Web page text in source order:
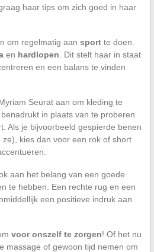
haar tips om zich goed in haar
om regelmatig aan sportte doen.
en hardlopen . Dit stelt haar in staat
en een balans te vinden
Seurat aan om kleding te
benadrukt in plaats van te proberen
Als je bijvoorbeeld gespierde benen
kies dan voor een rok of short
aan het belang van een goede
te hebben. Een rechte rug en een
een positieve indruk aan
voor onszelf te zorgen! Of het nu
massage of gewoon tijd nemen om